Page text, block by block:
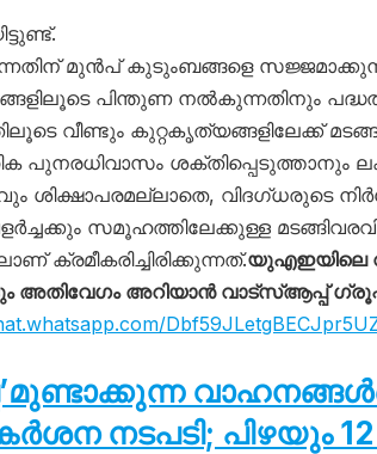
മുൻപ് കുടുംബങ്ങളെ
പിന്തുണ നൽകുന്നതിനും
വീണ്ടും കുറ്റകൃത്യങ്ങളിലേക്ക്
പുനരധിവാസം ശക്തിപ്പെടുത്താനും
വിദഗ്ധരുടെ
സമൂഹത്തിലേക്കുള്ള
ക്രമീകരിച്ചിരിക്കുന്നത്.യുഎഇയിലെ
അറിയാൻ വാട്സ്ആപ്പ്
നടപടി; പിഴയും